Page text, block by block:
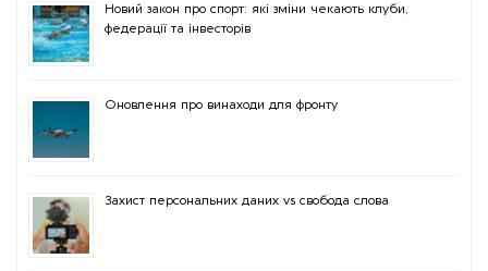
Новий закон про спорт: які зміни чекають клуби,
федерації та інвесторів
Оновлення про винаходи для фронту
Захист персональних даних vs свобода слова